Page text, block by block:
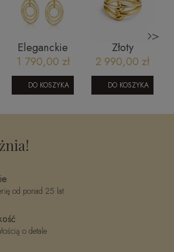
Eleganckie
złote kolczyki
wiszące
1905202348
1 790,00 zł
DO KOSZYKA
Złoty
pierścionek
geometryczny
z ciętym
2 990,00 zł
DO KOSZYKA
>
od ponad 25 lat
o detale